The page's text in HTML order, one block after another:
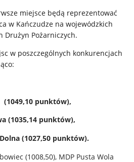
miejsce będą reprezentować
w Kańczudze na wojewódzkich
Drużyn Pożarniczych.
w poszczególnych konkurencjach
(1049,10 punktów),
(1035,14 punktów),
(1027,50 punktów).
(1008,50), MDP Pusta Wola